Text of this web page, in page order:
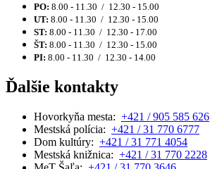
PO: 8.00 - 11.30 / 12.30 - 15.00
UT: 8.00 - 11.30 / 12.30 - 15.00
ST: 8.00 - 11.30 / 12.30 - 17.00
ŠT: 8.00 - 11.30 / 12.30 - 15.00
PI: 8.00 - 11.30 / 12.30 - 14.00
Ďalšie kontakty
Hovorkyňa mesta: +421 / 905 585 626
Mestská polícia: +421 / 31 770 6777
Dom kultúry: +421 / 31 771 4054
Mestská knižnica: +421 / 31 770 2228